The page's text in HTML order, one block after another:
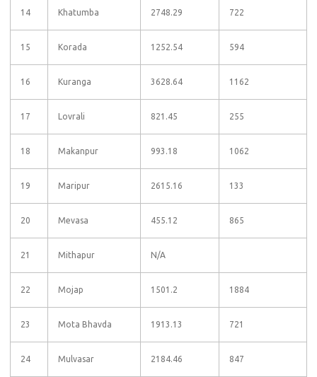
14 Khatumba 2748.29 722
15 Korada 1252.54 594
16 Kuranga 3628.64 1162
17 Lovrali 821.45 255
18 Makanpur 993.18 1062
19 Maripur 2615.16 133
20 Mevasa 455.12 865
21 Mithapur N/A
22 Mojap 1501.2 1884
23 Mota Bhavda 1913.13 721
24 Mulvasar 2184.46 847